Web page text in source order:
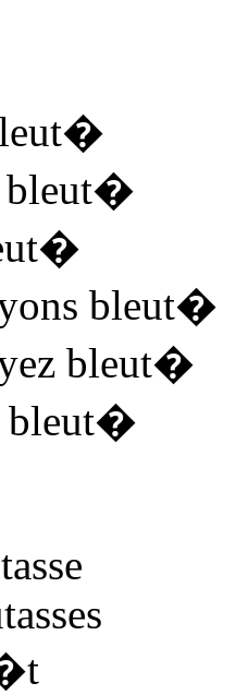
�
bleut�
�
bleut�
bleut�
bleut�
asse
asses